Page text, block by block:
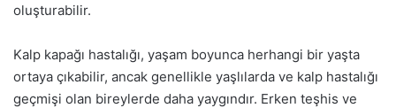
oluşturabilir.
Kalp kapağı hastalığı, yaşam boyunca herhangi bir yaşta
ortaya çıkabilir, ancak genellikle yaşlılarda ve kalp hastalığı
geçmişi olan bireylerde daha yaygındır. Erken teşhis ve